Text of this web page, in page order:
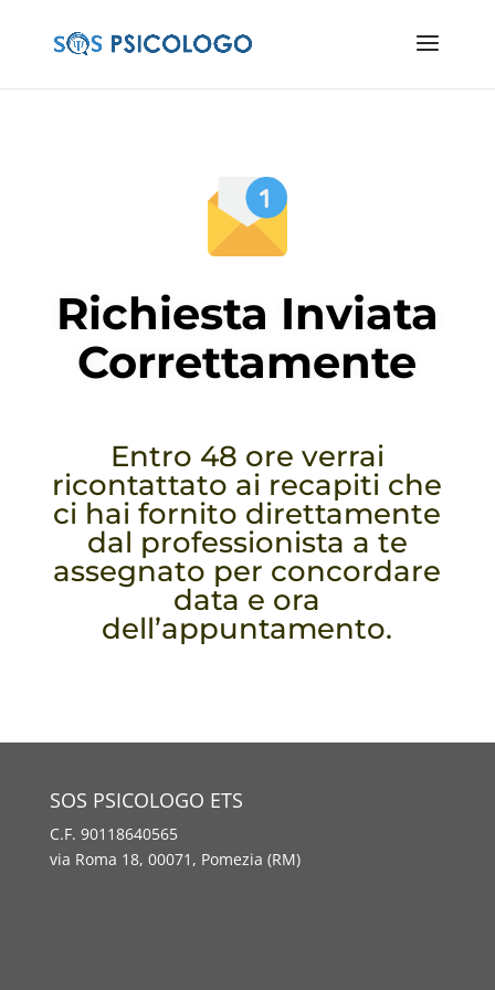
Richiesta Inviata
Correttamente
Entro 48 ore verrai
ricontattato ai recapiti che
ci hai fornito direttamente
dal professionista a te
assegnato per concordare
data e ora
dell’appuntamento.
SOS PSICOLOGO ETS
C.F. 90118640565
via Roma 18, 00071, Pomezia (RM)